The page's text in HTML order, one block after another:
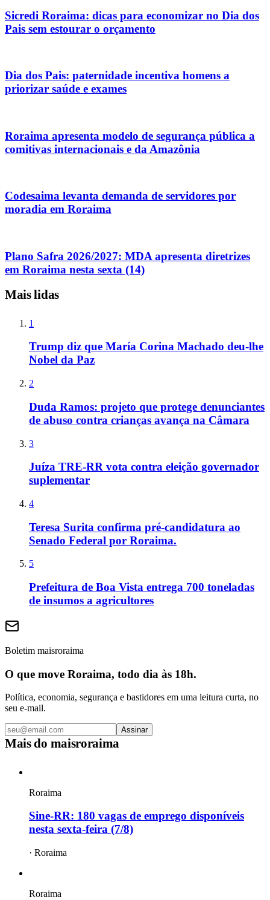
Sicredi Roraima: dicas para economizar no Dia dos
Pais sem estourar o orçamento
Dia dos Pais: paternidade incentiva homens a
priorizar saúde e exames
Roraima apresenta modelo de segurança pública a
comitivas internacionais e da Amazônia
Codesaima levanta demanda de servidores por
moradia em Roraima
Plano Safra 2026/2027: MDA apresenta diretrizes
em Roraima nesta sexta (14)
Mais lidas
1
Trump diz que María Corina Machado deu-lhe
Nobel da Paz
2
Duda Ramos: projeto que protege denunciantes
de abuso contra crianças avança na Câmara
3
Juíza TRE-RR vota contra eleição governador
suplementar
4
Teresa Surita confirma pré-candidatura ao
Senado Federal por Roraima.
5
Prefeitura de Boa Vista entrega 700 toneladas
de insumos a agricultores
Boletim maisroraima
O que move Roraima, todo dia às 18h.
Política, economia, segurança e bastidores em uma leitura curta, no
seu e-mail.
Assinar
Mais do maisroraima
Roraima
Sine-RR: 180 vagas de emprego disponíveis
nesta sexta-feira (7/8)
· Roraima
Roraima